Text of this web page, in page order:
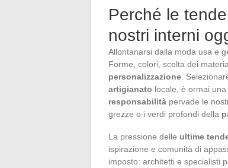
Perché le
nostri interni
Allontanarsi dalla moda usa e
Forme, colori, scelta dei
personalizzazione .
artigianato locale, è ormai
responsabilità pervade le
grezze o i verdi profondi della
La pressione delle ultime
ispirazione e comunità di
imposto: architetti e specialisti